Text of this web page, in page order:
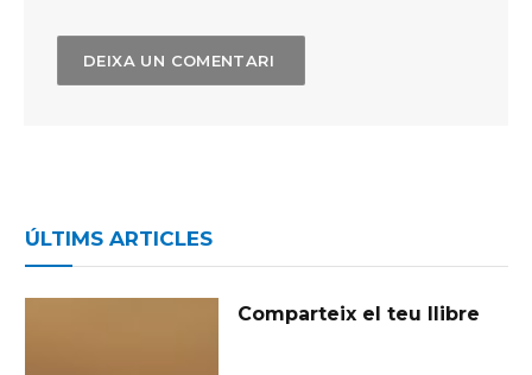
ÚLTIMS ARTICLES
Comparteix el teu llibre